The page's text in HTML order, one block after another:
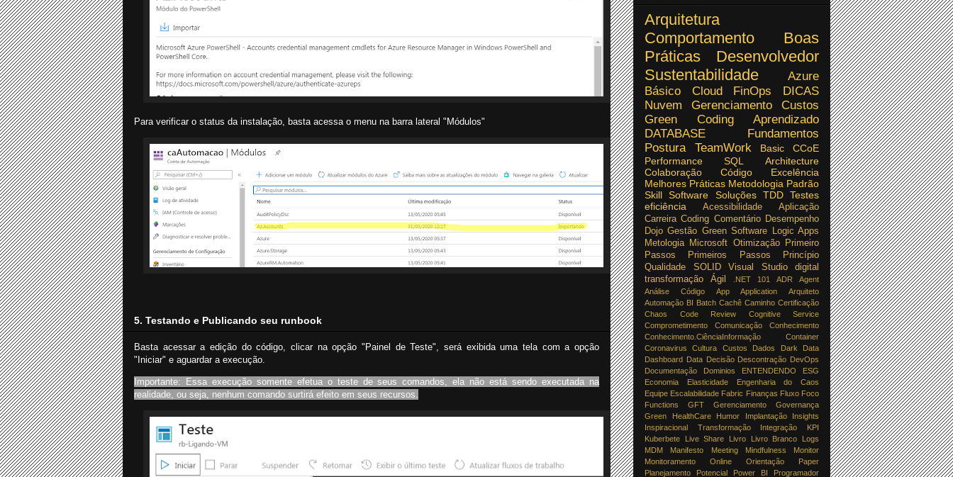
Para verificar o status da instalação, basta acessa o menu na barra lateral "Módulos"
5. Testando e Publicando seu runbook
Basta acessar a edição do código, clicar na opção "Painel de Teste", será exibida uma tela com a opção
"Iniciar" e aguardar a execução.
Importante: Essa execução somente efetua o teste de seus comandos, ela não está sendo executada na
realidade, ou seja, nenhum comando surtirá efeito em seus recursos.
Arquitetura
Comportamento
Boas
Práticas
Desenvolvedor
Sustentabilidade
Azure
Básico
Cloud FinOps
DICAS
Nuvem
Gerenciamento Custos
Green Coding
Aprendizado
DATABASE
Fundamentos
Postura
TeamWork Basic
CCoE
Performance
SQL
Architecture
Colaboração
Código
Excelência
Melhores Práticas Metodologia Padrão
Skill Software Soluções TDD Testes
eficiência
Acessibilidade
Aplicação
Carreira Coding Comentário Desempenho
Dojo Gestão Green Software
Logic Apps
Metologia
Microsoft Otimização
Primeiro
Passos
Primeiros Passos
Princípio
Qualidade
SOLID Visual Studio
digital
transformação
Ágil .NET 101 ADR
Agent
Análise Código
App Application
Arquiteto
Automação BI Batch Cachê Caminho Certificação
Chaos
Code Review
Cognitive Service
Comprometimento
Comunicação
Conhecimento
Conhecimento.CiênciaInformação
Container
Coronavirus
Cultura Custos Dados
Dark Data
Dashboard Data Decisão Descontração DevOps
Documentação
Dominios ENTENDENDO
ESG
Economia
Elasticidade
Engenharia do Caos
Equipe Escalabilidade Fabric Finanças Fluxo Foco
Functions
GFT Gerenciamento
Governança
Green
HealthCare Humor Implantação
Insights
Inspiracional Transformação
Integração
KPI
Kuberbete
Live Share Livro Livro Branco
Logs
MDM
Manifesto Meeting Mindfulness
Monitor
Monitoramento
Online Orientação
Paper
Planejamento
Potencial Power BI Programador